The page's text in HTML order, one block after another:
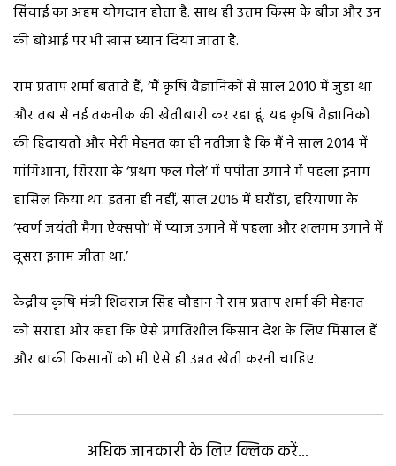
सिंचाई का अहम योगदान होता है. साथ ही उत्तम किस्म के बीज और उन
की बोआई पर भी खास ध्यान दिया जाता है.
राम प्रताप शर्मा बताते हैं, ‘मैं कृषि वैज्ञानिकों से साल 2010 में जुड़ा था
और तब से नई तकनीक की खेतीबारी कर रहा हूं. यह कृषि वैज्ञानिकों
की हिदायतों और मेरी मेहनत का ही नतीजा है कि मैं ने साल 2014 में
मांगिआना, सिरसा के ‘प्रथम फल मेले’ में पपीता उगाने में पहला इनाम
हासिल किया था. इतना ही नहीं, साल 2016 में घरौंडा, हरियाणा के
‘स्वर्ण जयंती मैगा ऐक्सपो’ में प्याज उगाने में पहला और शलगम उगाने में
दूसरा इनाम जीता था.’
केंद्रीय कृषि मंत्री शिवराज सिंह चौहान ने राम प्रताप शर्मा की मेहनत
को सराहा और कहा कि ऐसे प्रगतिशील किसान देश के लिए मिसाल हैं
और बाकी किसानों को भी ऐसे ही उन्नत खेती करनी चाहिए.
अधिक जानकारी के लिए क्लिक करें...